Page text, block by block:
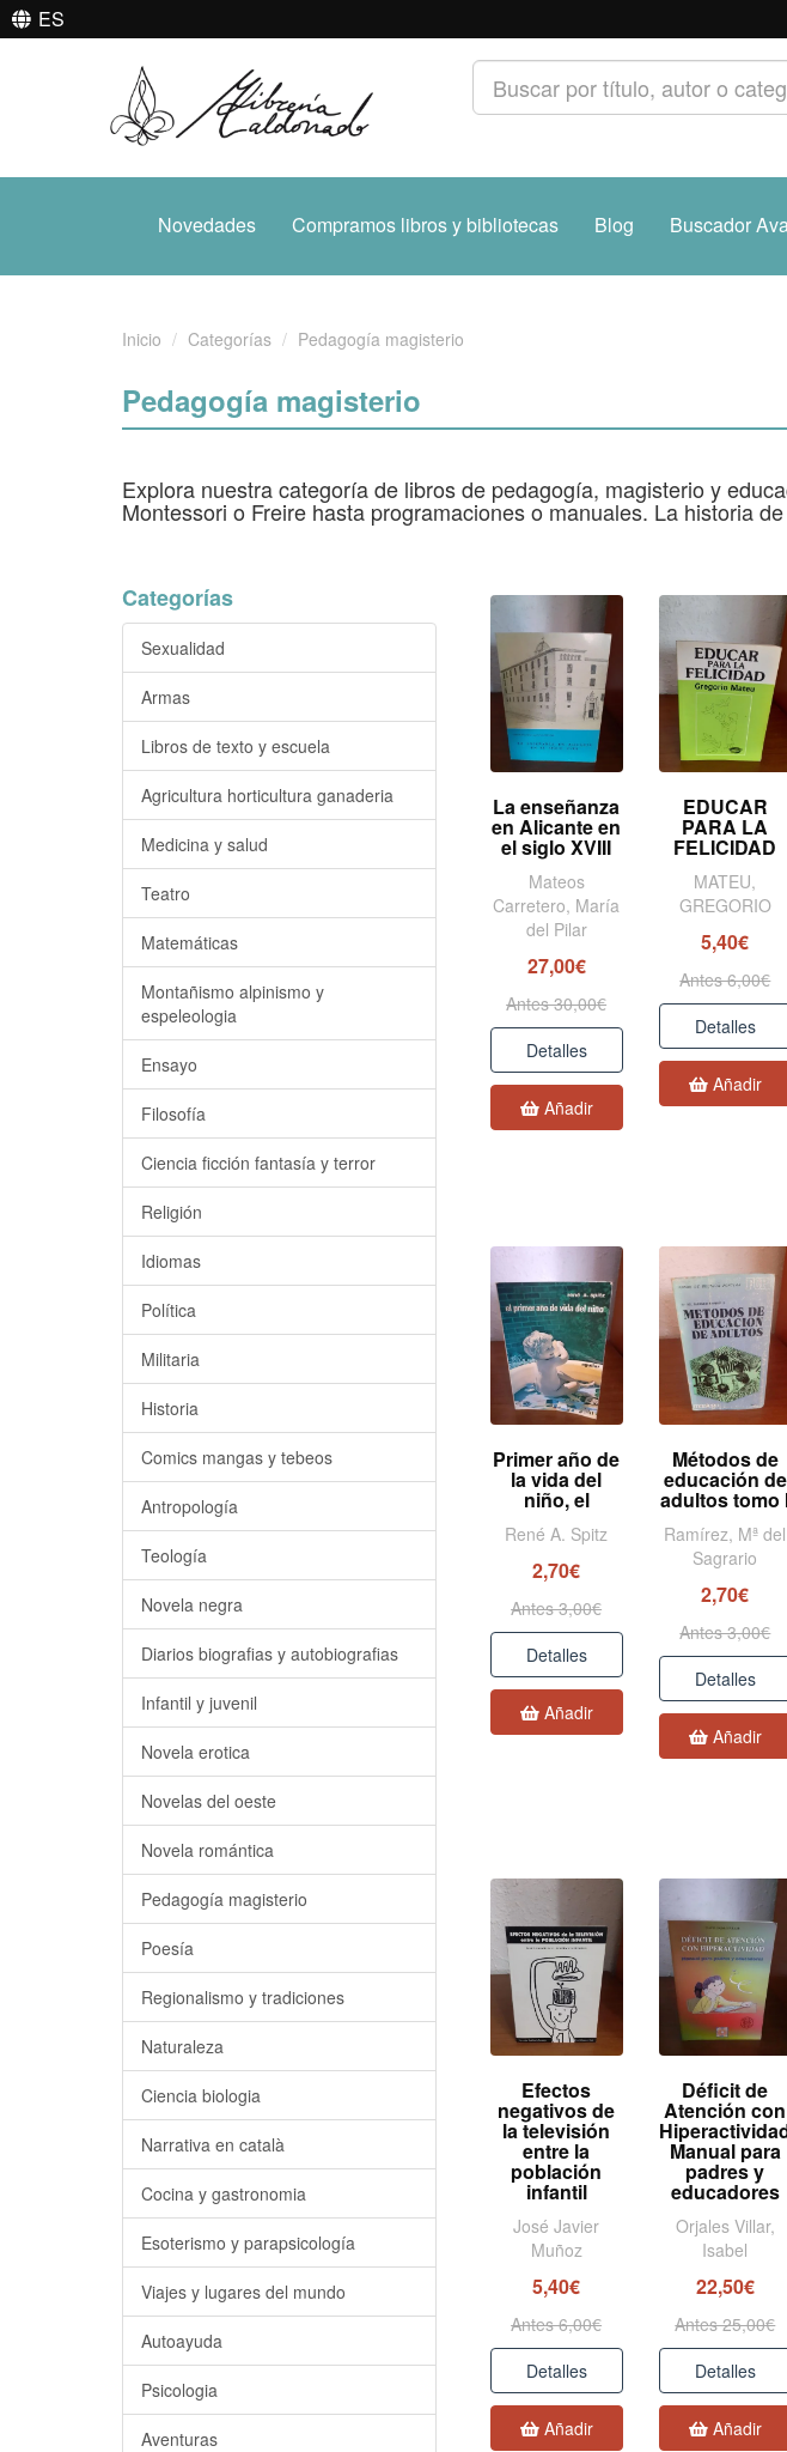
ES
Novedades Compramos libros y bibliotecas Blog Buscador
Inicio Categorías Pedagogía magisterio
Pedagogía magisterio
Explora nuestra categoría de libros de pedagogía, magisterio y
Montessori o Freire hasta programaciones o manuales. La historia
La enseñanza
en Alicante en
el siglo XVIII
Mateos
Carretero, María
del Pilar
27,00€
Antes 30,00€
Detalles
Añadir
EDUCAR
PARA LA
FELICIDAD
MATEU,
GREGORIO
5,40€
Antes 6,00€
Detalles
Añadir
Primer año de
la vida del
niño, el
René A. Spitz
2,70€
Antes 3,00€
Detalles
Añadir
Métodos de
educación de
adultos tomo
Ramírez, Mª del
Sagrario
2,70€
Antes 3,00€
Detalles
Añadir
Efectos
negativos de
la televisión
entre la
población
infantil
José Javier
Muñoz
5,40€
Antes 6,00€
Detalles
Añadir
Déficit de
Atención con
Manual para
padres y
educadores
Orjales Villar,
Isabel
22,50€
Antes 25,00€
Detalles
Añadir
Categorías
Sexualidad
Armas
Libros de texto y escuela
Agricultura horticultura ganaderia
Medicina y salud
Teatro
Matemáticas
Montañismo alpinismo y
espeleologia
Ensayo
Filosofía
Ciencia ficción fantasía y terror
Religión
Idiomas
Política
Militaria
Historia
Comics mangas y tebeos
Antropología
Teología
Novela negra
Diarios biografias y autobiografias
Infantil y juvenil
Novela erotica
Novelas del oeste
Novela romántica
Pedagogía magisterio
Poesía
Regionalismo y tradiciones
Naturaleza
Ciencia biologia
Narrativa en català
Cocina y gastronomia
Esoterismo y parapsicología
Viajes y lugares del mundo
Autoayuda
Psicologia
Aventuras